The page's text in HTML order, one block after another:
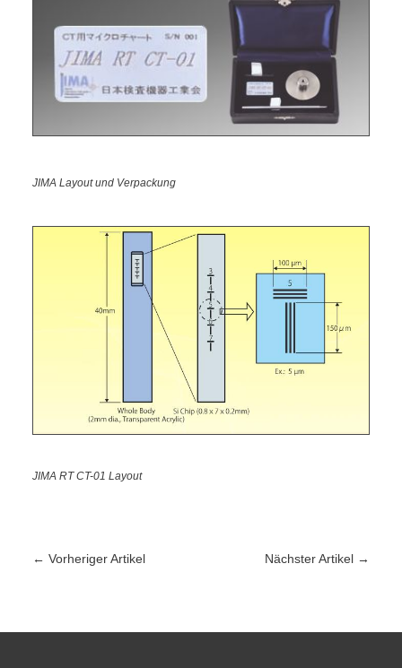
JIMA Layout und Verpackung
JIMA RT CT-01 Layout
← Vorheriger Artikel Nächster Artikel →